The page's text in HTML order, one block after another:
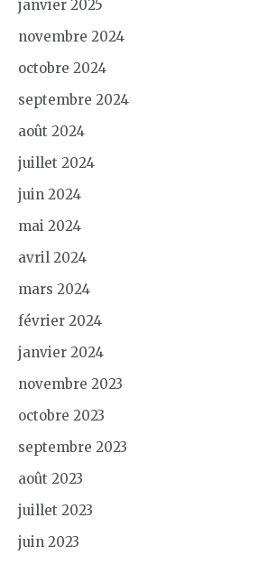
janvier 2025
novembre 2024
octobre 2024
septembre 2024
août 2024
juillet 2024
juin 2024
mai 2024
avril 2024
mars 2024
février 2024
janvier 2024
novembre 2023
octobre 2023
septembre 2023
août 2023
juillet 2023
juin 2023